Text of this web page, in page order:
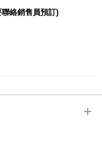
絡銷售員預訂)